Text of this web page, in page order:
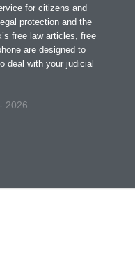
for citizens and
protection and the
free law articles, free
are designed to
deal with your judicial
2026